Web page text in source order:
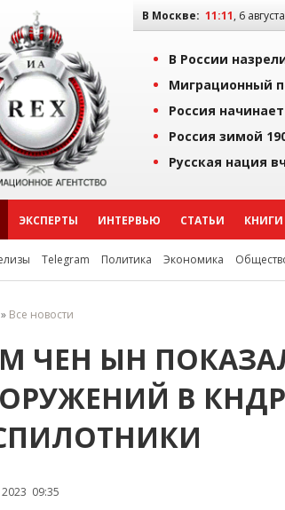
В Москве: 11:11, 6
В России
Миграционный
Россия
Россия зимой
Русская нация
ЭКСПЕРТЫ ИНТЕРВЬЮ СТАТЬИ КНИГИ
Telegram Политика Экономика
» Все новости
ЧЕН ЫН
В
09:35